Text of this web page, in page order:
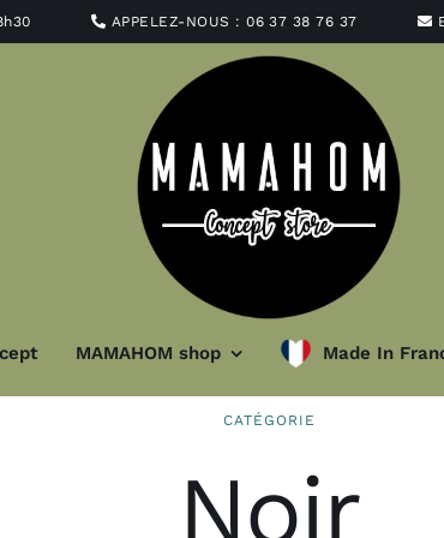
APPELEZ-NOUS :06 37 38 76 37
MAMAHOM shop
Vaisselle
Made In
CATÉGORIE
Noir